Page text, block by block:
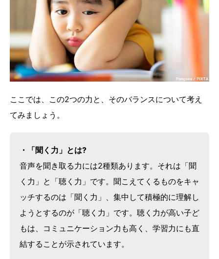
ここでは、この2つの力と、そのバランスについて考え
てみましょう。
・「聞く力」とは?
音声を聞き取る力には2種類あります。それは「聞
く力」と「聴く力」です。聞こえてくるものをキャ
ッチするのは「聞く力」、集中して積極的に理解し
ようとするのが「聴く力」です。聴く力が高い子ど
もは、コミュニケーション力も高く、学習力にも直
結することが示されています。